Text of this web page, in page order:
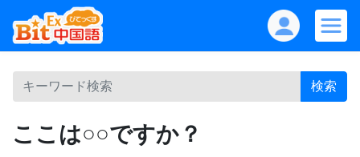
検索
ここは○○ですか？